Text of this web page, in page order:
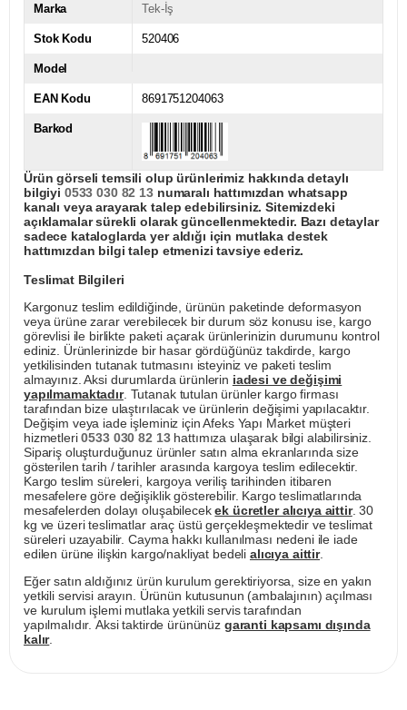
Marka Tek-İş
Stok Kodu 520406
Model
EAN Kodu 8691751204063
Barkod
Ürün görseli temsili olup ürünlerimiz hakkında detaylı
bilgiyi 0533 030 82 13numaralı hattımızdan whatsapp
kanalı veya arayarak talep edebilirsiniz. Sitemizdeki
açıklamalar sürekli olarak güncellenmektedir. Bazı detaylar
sadece kataloglarda yer aldığı için mutlaka destek
hattımızdan bilgi talep etmenizi tavsiye ederiz.
Teslimat Bilgileri
Kargonuz teslim edildiğinde, ürünün paketinde deformasyon
veya ürüne zarar verebilecek bir durum söz konusu ise, kargo
görevlisi ile birlikte paketi açarak ürünlerinizin durumunu kontrol
ediniz. Ürünlerinizde bir hasar gördüğünüz takdirde, kargo
yetkilisinden tutanak tutmasını isteyiniz ve paketi teslim
almayınız. Aksi durumlarda ürünlerin iadesi ve değişimi
yapılmamaktadır. Tutanak tutulan ürünler kargo firması
tarafından bize ulaştırılacak ve ürünlerin değişimi yapılacaktır.
Değişim veya iade işleminiz için Afeks Yapı Market müşteri
hizmetleri0533 030 82 13hattımıza ulaşarak bilgi alabilirsiniz.
Sipariş oluşturduğunuz ürünler satın alma ekranlarında size
gösterilen tarih / tarihler arasında kargoya teslim edilecektir.
Kargo teslim süreleri, kargoya veriliş tarihinden itibaren
mesafelere göre değişiklik gösterebilir. Kargo teslimatlarında
mesafelerden dolayı oluşabilecekek ücretler alıcıya aittir. 30
kg ve üzeri teslimatlar araç üstü gerçekleşmektedir ve teslimat
süreleri uzayabilir. Cayma hakkı kullanılması nedeni ile iade
edilen ürüne ilişkin kargo/nakliyat bedeli alıcıya aittir.
Eğer satın aldığınız ürün kurulum gerektiriyorsa, size en yakın
yetkili servisi arayın. Ürünün kutusunun (ambalajının) açılması
ve kurulum işlemi mutlaka yetkili servis tarafından
yapılmalıdır. Aksi taktirde ürününüz garanti kapsamı dışında
kalır.